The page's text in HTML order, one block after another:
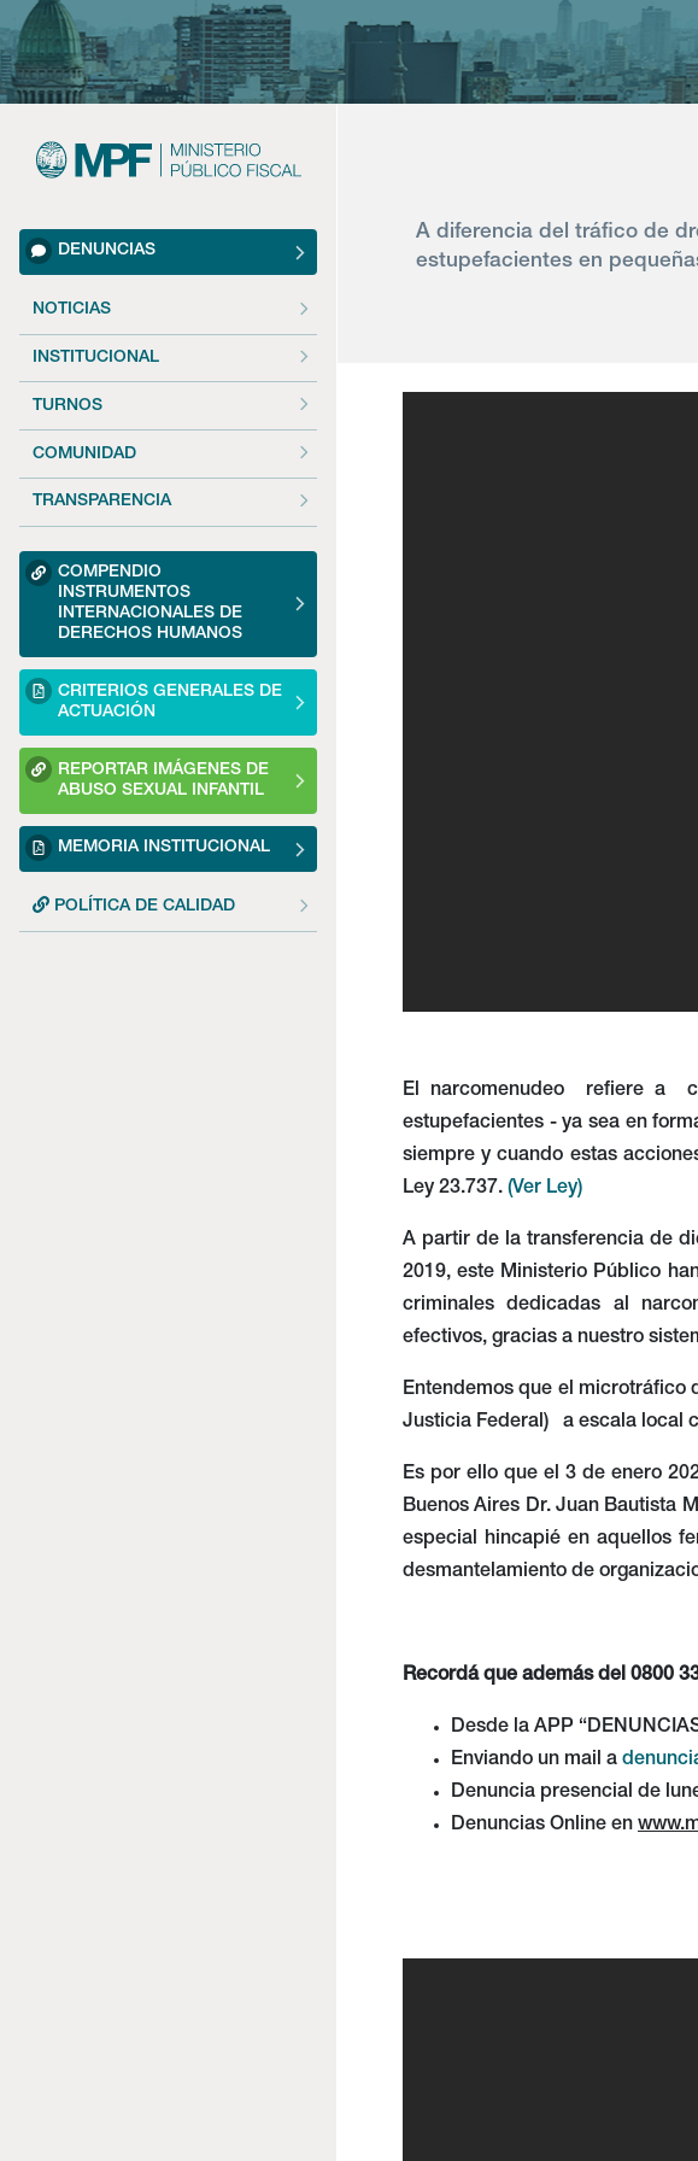
DENUNCIAS
NOTICIAS
INSTITUCIONAL
TURNOS
COMUNIDAD
TRANSPARENCIA
COMPENDIO
INSTRUMENTOS
INTERNACIONALES DE
DERECHOS HUMANOS
CRITERIOS GENERALES DE
ACTUACIÓN
REPORTAR IMÁGENES DE
ABUSO SEXUAL INFANTIL
MEMORIA INSTITUCIONAL
POLÍTICA DE CALIDAD
A diferencia del tráfico de
estupefacientes en
El narcomenudeo refiere a
estupefacientes - ya sea en
siempre y cuando estas
Ley 23.737. (Ver Ley)
A partir de la transferencia de
2019, este Ministerio Público
criminales dedicadas al
efectivos, gracias a nuestro
Entendemos que el microtráfico
Justicia Federal) a escala local
Es por ello que el 3 de enero
Buenos Aires Dr. Juan Bautista
especial hincapié en aquellos
desmantelamiento de
Recordá que además del 0800
Desde la APP
Enviando un mail a
Denuncia presencial de
Denuncias Online en